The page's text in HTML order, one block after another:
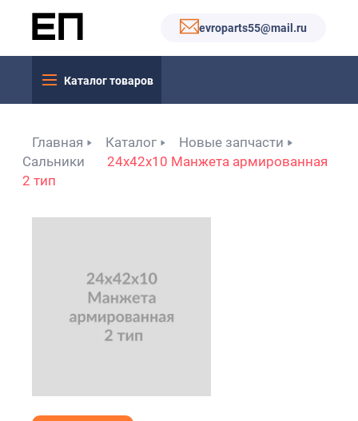
evroparts55@mail.ru
Каталог товаров
Главная Каталог
Новые запчасти
Сальники
24x42x10 Манжета армированная
2 тип